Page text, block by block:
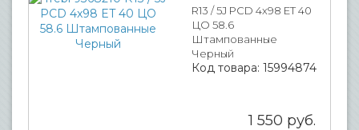
R13 / 5J PCD 4x98 ET 40
ЦО 58.6
Штампованные
Черный
Код товара: 15994874
1 550 руб.